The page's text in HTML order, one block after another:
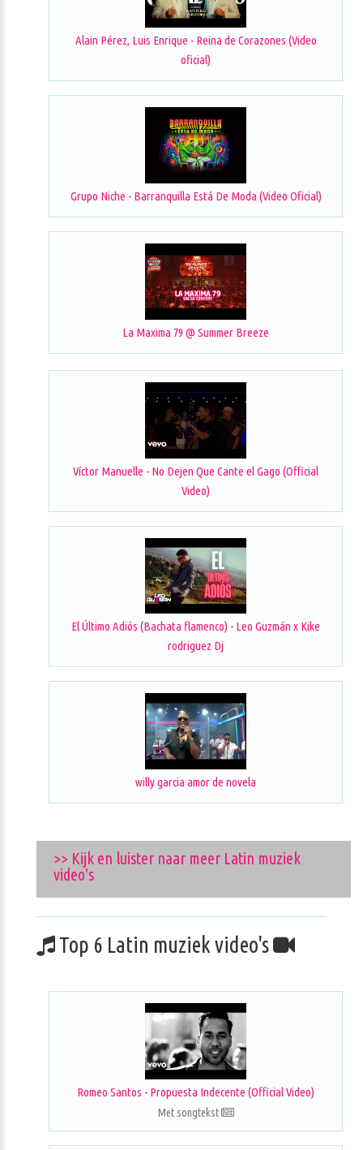
Alain Pérez, Luis Enrique - Reina de Corazones (Video
oficial)
Grupo Niche - Barranquilla Está De Moda (Video Oficial)
La Maxima 79 @ Summer Breeze
Víctor Manuelle - No Dejen Que Cante el Gago (Official
Video)
El Último Adiós (Bachata flamenco) - Leo Guzmán x Kike
rodriguez Dj
willy garcia amor de novela
>> Kijk en luister naar meer Latin muziek
video's
Top 6 Latin muziek video's
Romeo Santos - Propuesta Indecente (Official Video)
Met songtekst